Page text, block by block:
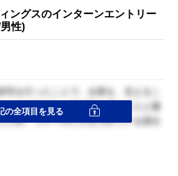
ングスのインターンエントリー
性)
究を行ったことで、企業を、支えるこ
。その中でも、部活動を通して人と腰
ため、リテールに力を入れている貴社
の全項目を見る